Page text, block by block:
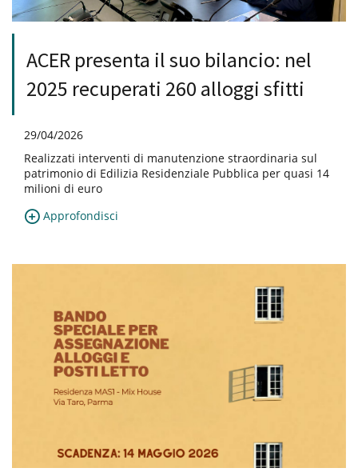
ACER presenta il suo bilancio: nel
2025 recuperati 260 alloggi sfitti
29/04/2026
Realizzati interventi di manutenzione straordinaria sul
patrimonio di Edilizia Residenziale Pubblica per quasi 14
milioni di euro
Approfondisci